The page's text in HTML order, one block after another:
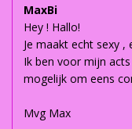
MaxBi
Hey ! Hallo!
Je maakt echt sexy
Ik ben voor mijn
mogelijk om eens
Mvg Max